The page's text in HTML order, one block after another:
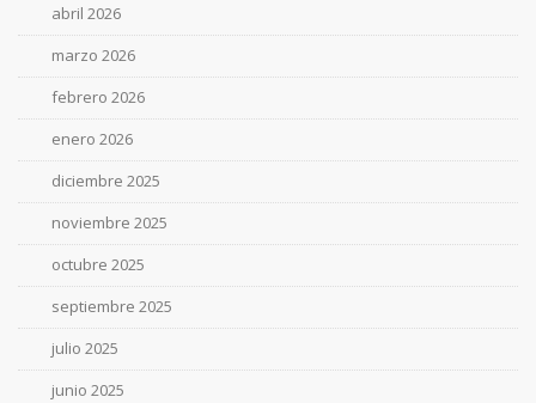
abril 2026
marzo 2026
febrero 2026
enero 2026
diciembre 2025
noviembre 2025
octubre 2025
septiembre 2025
julio 2025
junio 2025